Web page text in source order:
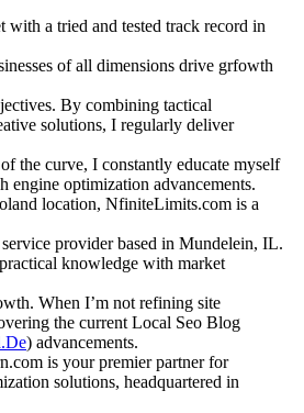
with a tried and tested track record in
of all dimensions drive grfowth
By combining tactical
solutions, I regularly deliver
the curve, I constantly educate myself
engine optimization advancements.
location, NfiniteLimits.com is a
provider based in Mundelein, IL.
knowledge with market
When I’m not refining site
the current Local Seo Blog
) advancements.
is your premier partner for
solutions, headquartered in